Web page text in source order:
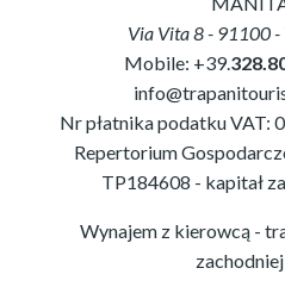
Via Vita 8- 91100-
Mobile: +39.
Nr płatnika podatku VAT:
Repertorium
TP184608 - kapitał
Wynajem z kierowcą -